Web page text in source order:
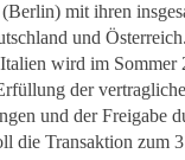
mit ihren
und
wird im Sommer
der
und der Freigabe
die Transaktion zum